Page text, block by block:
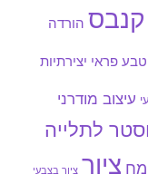
הורדה
טבע פראי יצירתיות
עיצוב מודרני
לתלייה
ציור ציור בצבעי